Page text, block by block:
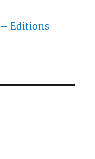
Editions